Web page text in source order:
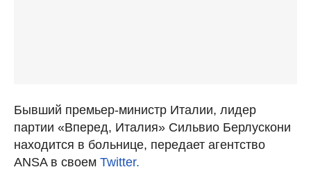
Бывший премьер-министр Италии, лидер
партии «Вперед, Италия» Сильвио Берлускони
находится в больнице, передает агентство
ANSA в своем Twitter.